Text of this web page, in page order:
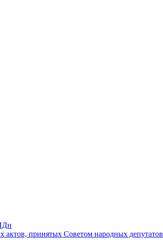
принятых Советом народных депутатов